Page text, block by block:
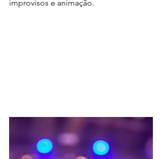
improvisos e animação.